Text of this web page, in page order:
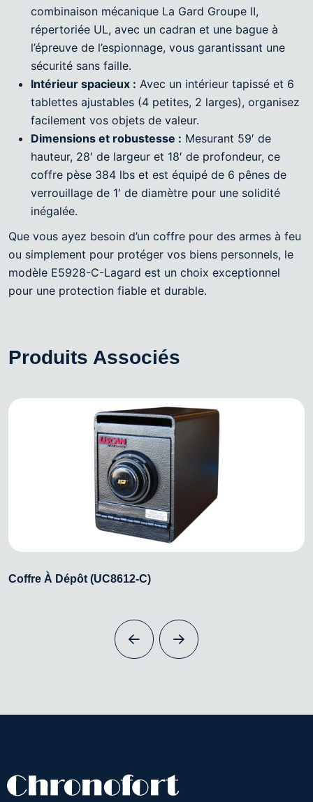
combinaison mécanique La Gard Groupe II,
répertoriée UL, avec un cadran et une bague à
l’épreuve de l’espionnage, vous garantissant une
sécurité sans faille.
Intérieur spacieux : Avec un intérieur tapissé et 6
tablettes ajustables (4 petites, 2 larges), organisez
facilement vos objets de valeur.
Dimensions et robustesse : Mesurant 59′ de
hauteur, 28′ de largeur et 18′ de profondeur, ce
coffre pèse 384 lbs et est équipé de 6 pênes de
verrouillage de 1′ de diamètre pour une solidité
inégalée.
Que vous ayez besoin d’un coffre pour des armes à feu
ou simplement pour protéger vos biens personnels, le
modèle E5928-C-Lagard est un choix exceptionnel
pour une protection fiable et durable.
Produits Associés
Coffre À Dépôt (UC8612-C)